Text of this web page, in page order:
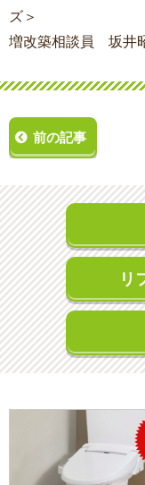
ズ＞
増改築相談員 坂井
前の記事
リ